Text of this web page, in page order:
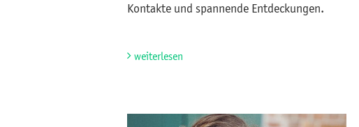
Kontakte und spannende Entdeckungen.
weiterlesen